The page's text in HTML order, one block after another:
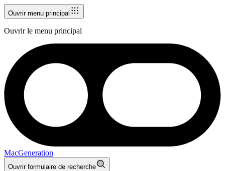
Ouvrir menu principal
Ouvrir le menu principal
MacGeneration
Ouvrir formulaire de recherche